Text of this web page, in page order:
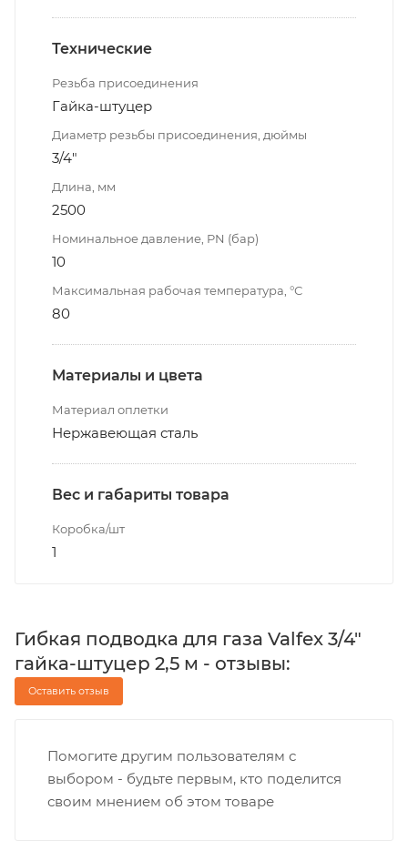
Технические
Резьба присоединения
Гайка-штуцер
Диаметр резьбы присоединения, дюймы
3/4"
Длина, мм
2500
Номинальное давление, PN (бар)
10
Максимальная рабочая температура, °С
80
Материалы и цвета
Материал оплетки
Нержавеющая сталь
Вес и габариты товара
Коробка/шт
1
Гибкая подводка для газа Valfex 3/4"
гайка-штуцер 2,5 м - отзывы:
Оставить отзыв
Помогите другим пользователям с
выбором - будьте первым, кто поделится
своим мнением об этом товаре